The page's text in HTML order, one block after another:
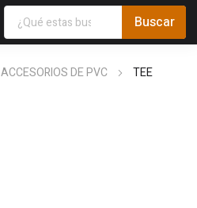
ACCESORIOS DE PVC
TEE